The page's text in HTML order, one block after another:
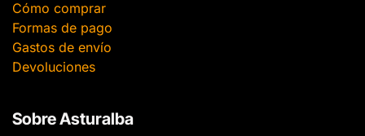
Cómo comprar
Formas de pago
Gastos de envío
Devoluciones
Sobre Asturalba